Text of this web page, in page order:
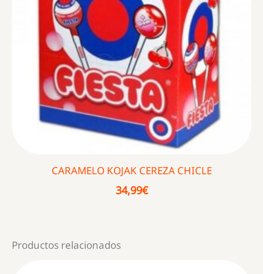
CARAMELO KOJAK CEREZA CHICLE
34,99€
Productos relacionados